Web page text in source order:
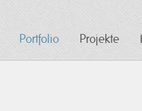
Portfolio Projekte